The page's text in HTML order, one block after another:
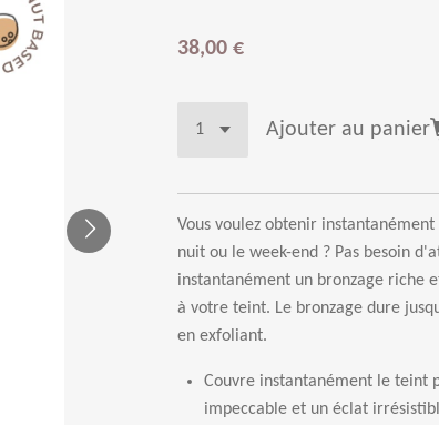
38,00 €
Ajouter au panier
Vous voulez obtenir
nuit ou le week-end ? Pas besoin
instantanément un bronzage riche
à votre teint. Le bronzage dure
en exfoliant.
Couvre instantanément le teint
impeccable et un éclat